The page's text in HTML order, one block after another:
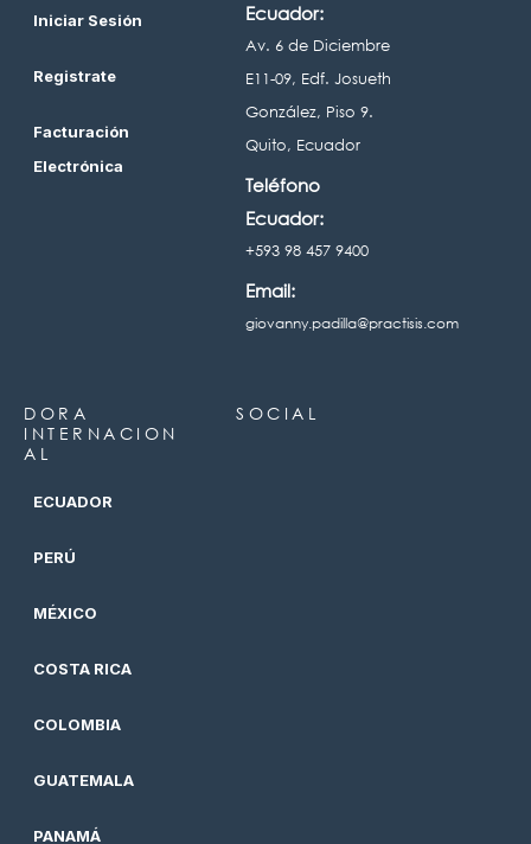
Iniciar Sesión
Registrate
Facturación
Electrónica
Ecuador:
Av. 6 de Diciembre
E11-09, Edf. Josueth
González, Piso 9.
Quito, Ecuador
Teléfono
Ecuador:
+593 98 457 9400
Email:
giovanny.padilla@practisis.com
DORA
INTERNACION
AL
ECUADOR
PERÚ
MÉXICO
COSTA RICA
COLOMBIA
GUATEMALA
PANAMÁ
SOCIAL